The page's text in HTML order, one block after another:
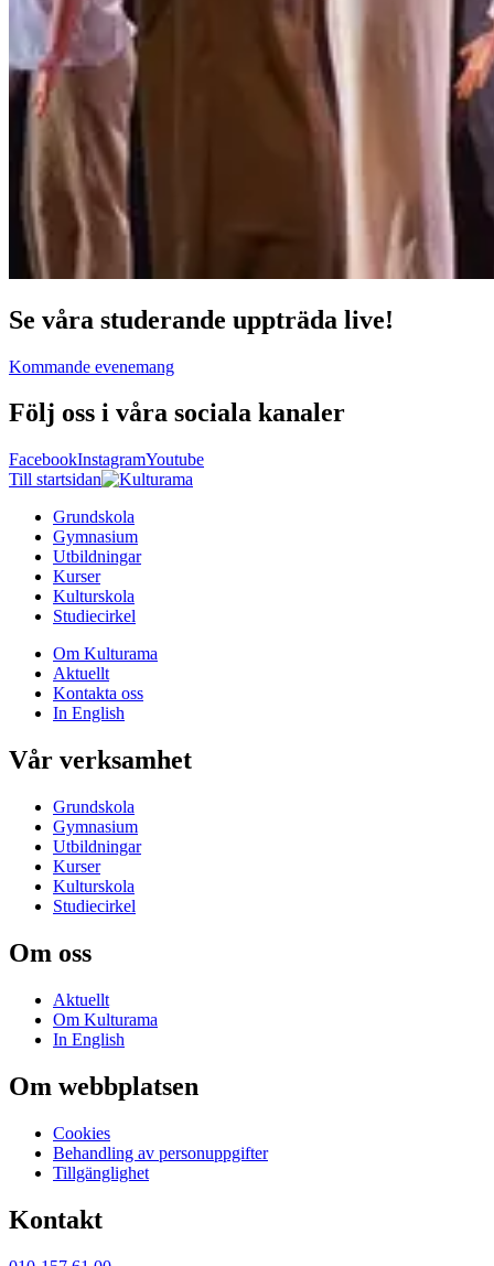
Se våra studerande uppträda live!
Kommande evenemang
Följ oss i våra sociala kanaler
FacebookInstagramYoutube
Till startsidan
Grundskola
Gymnasium
Utbildningar
Kurser
Kulturskola
Studiecirkel
Om Kulturama
Aktuellt
Kontakta oss
In English
Vår verksamhet
Grundskola
Gymnasium
Utbildningar
Kurser
Kulturskola
Studiecirkel
Om oss
Aktuellt
Om Kulturama
In English
Om webbplatsen
Cookies
Behandling av personuppgifter
Tillgänglighet
Kontakt